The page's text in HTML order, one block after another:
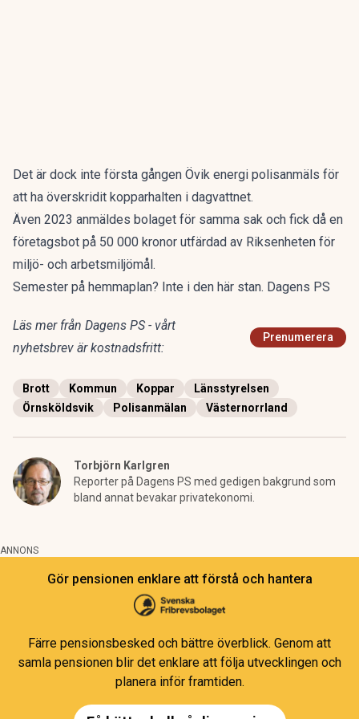
Det är dock inte första gången Övik energi polisanmäls för
att ha överskridit kopparhalten i dagvattnet.
Även 2023 anmäldes bolaget för samma sak och fick då en
företagsbot på 50 000 kronor utfärdad av Riksenheten för
miljö- och arbetsmiljömål.
Semester på hemmaplan? Inte i den här stan. Dagens PS
Läs mer från Dagens PS - vårt
nyhetsbrev är kostnadsfritt:
Prenumerera
Brott Kommun Koppar
Länsstyrelsen
Örnsköldsvik
Polisanmälan Västernorrland
Torbjörn Karlgren
Reporter på Dagens PS med gedigen bakgrund som
bland annat bevakar privatekonomi.
ANNONS
Gör pensionen enklare att förstå och hantera
Färre pensionsbesked och bättre överblick. Genom att
samla pensionen blir det enklare att följa utvecklingen och
planera inför framtiden.